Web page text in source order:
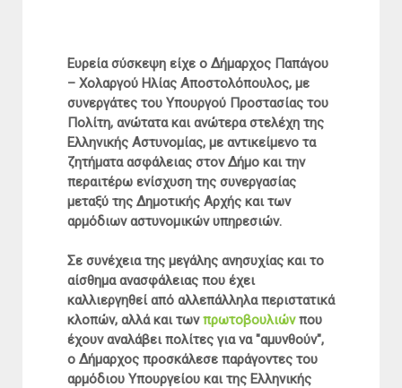
Ευρεία σύσκεψη είχε ο Δήμαρχος Παπάγου
– Χολαργού Ηλίας Αποστολόπουλος, με
συνεργάτες του Υπουργού Προστασίας του
Πολίτη, ανώτατα και ανώτερα στελέχη της
Ελληνικής Αστυνομίας, με αντικείμενο τα
ζητήματα ασφάλειας στον Δήμο και την
περαιτέρω ενίσχυση της συνεργασίας
μεταξύ της Δημοτικής Αρχής και των
αρμόδιων αστυνομικών υπηρεσιών.
Σε συνέχεια της μεγάλης ανησυχίας και το
αίσθημα ανασφάλειας που έχει
καλλιεργηθεί από αλλεπάλληλα περιστατικά
κλοπών, αλλά και τωνπρωτοβουλιώνπου
έχουν αναλάβει πολίτες για να "αμυνθούν",
ο Δήμαρχος προσκάλεσε παράγοντες του
αρμόδιου Υπουργείου και της Ελληνικής